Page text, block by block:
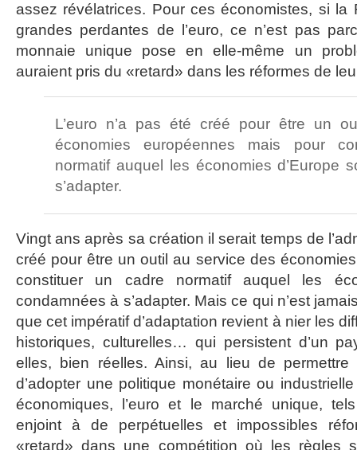
assez révélatrices. Pour ces économistes, si la
grandes perdantes de l’euro, ce n’est pas
monnaie unique pose en elle-même un
auraient pris du «retard» dans les réformes de
L’euro n’a pas été créé pour être un
économies européennes mais pour
normatif auquel les économies d’Europe
s’adapter.
Vingt ans après sa création il serait temps de
créé pour être un outil au service des
constituer un cadre normatif auquel les
condamnées à s’adapter. Mais ce qui n’est
que cet impératif d’adaptation revient à nier les
historiques, culturelles… qui persistent d’un
elles, bien réelles. Ainsi, au lieu de
d’adopter une politique monétaire ou
économiques, l’euro et le marché unique,
enjoint à de perpétuelles et impossibles
«retard» dans une compétition où les règles